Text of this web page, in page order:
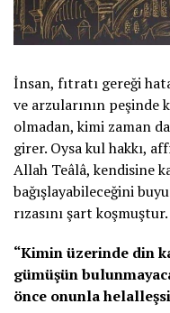
İnsan, fıtratı gereği
ve arzularının peşinde
olmadan, kimi zaman
girer. Oysa kul hakkı,
Allah Teâlâ, kendisine
bağışlayabileceğini
rızasını şart koşmuştur.
“Kimin üzerinde din
gümüşün
önce onunla